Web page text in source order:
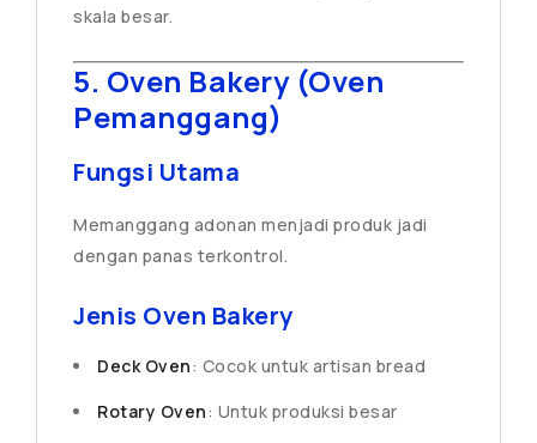
skala besar.
5. Oven Bakery (Oven
Pemanggang)
Fungsi Utama
Memanggang adonan menjadi produk jadi
dengan panas terkontrol.
Jenis Oven Bakery
Deck Oven: Cocok untuk artisan bread
Rotary Oven: Untuk produksi besar